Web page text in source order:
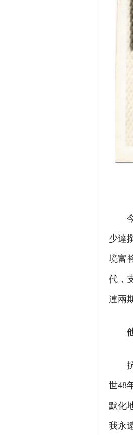
今
少達
境富
代，
連兩
他
抗
世48
默化
我永